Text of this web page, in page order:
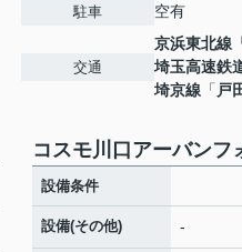
駐車 空有
交通
京浜東北線
埼玉高速鉄
埼京線 「 戸
コスモ川口アーバンフ
設備条件
設備(その他) -